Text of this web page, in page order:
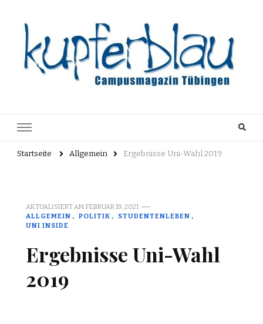
Archiv
Startseite Allgemein Ergebnisse Uni-Wahl 2019
AKTUALISIERT AM FEBRUAR 19, 2021
ALLGEMEIN
POLITIK
STUDENTENLEBEN
UNI INSIDE
Ergebnisse Uni-Wahl
2019